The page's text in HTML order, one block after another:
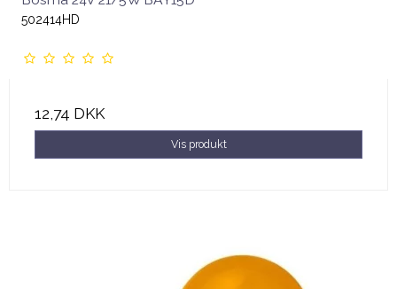
502414HD
12,74 DKK
Vis produkt